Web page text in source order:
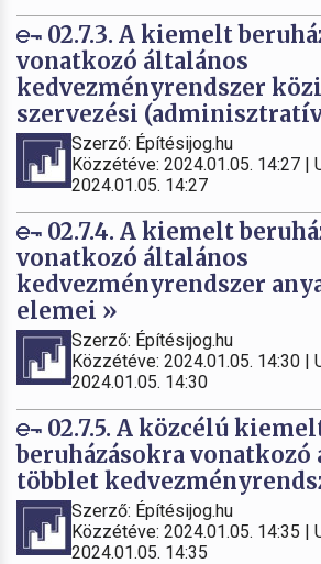
02.7.3. A kiemelt
vonatkozó általános
kedvezményrendszer
szervezési
Szerző: Építésijog.hu
Közzétéve: 2024.01.05. 14:27 |
2024.01.05. 14:27
02.7.4. A kiemelt
vonatkozó általános
kedvezményrendszer
elemei »
Szerző: Építésijog.hu
Közzétéve: 2024.01.05. 14:30 |
2024.01.05. 14:30
02.7.5. A közcélú
beruházásokra vonatkozó
többlet
Szerző: Építésijog.hu
Közzétéve: 2024.01.05. 14:35 |
2024.01.05. 14:35